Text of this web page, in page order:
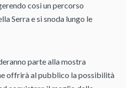
così un percorso
Serra e si snoda lungo le
parte alla mostra
offrirà al pubblico la possibilità